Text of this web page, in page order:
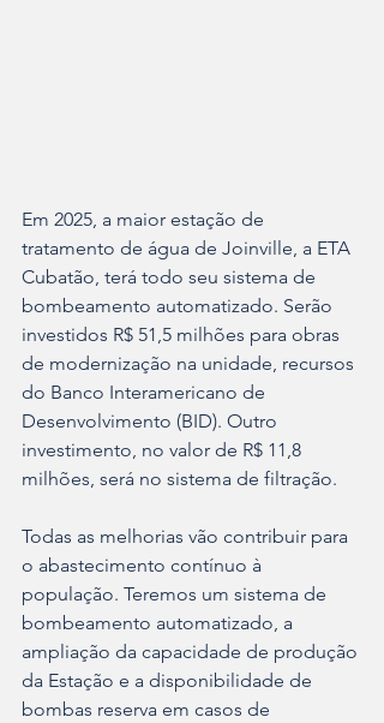
Em 2025, a maior estação de
tratamento de água de Joinville, a ETA
Cubatão, terá todo seu sistema de
bombeamento automatizado. Serão
investidos R$ 51,5 milhões para obras
de modernização na unidade, recursos
do Banco Interamericano de
Desenvolvimento (BID). Outro
investimento, no valor de R$ 11,8
milhões, será no sistema de filtração.
Todas as melhorias vão contribuir para
o abastecimento contínuo à
população. Teremos um sistema de
bombeamento automatizado, a
ampliação da capacidade de produção
da Estação e a disponibilidade de
bombas reserva em casos de